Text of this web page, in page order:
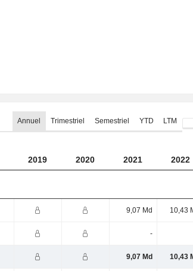
Annuel Trimestriel Semestriel YTD LTM
2019 2020 2021 2022
9,07 Md 10,43
-
9,07 Md 10,43